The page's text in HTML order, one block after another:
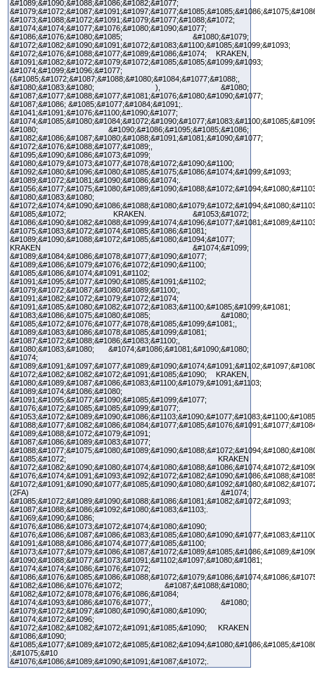
&#1089;&#1090;&#1088;&#1086;&#1082;&#1077;
&#1073;&#1088;&#1072;&#1091;&#1079;&#1077;&#1088;&#1072;
&#1074;&#1074;&#1077;&#1076;&#1080;&#1090;&#1077;
&#1086;&#1076;&#1080;&#1085; &#1080;&#1079;
&#1072;&#1082;&#1090;&#1091;&#1072;&#1083;&#1100;&#1085;&#1099;&#1093;
&#1072;&#1076;&#1088;&#1077;&#1089;&#1086;&#1074; KRAKEN,
&#1091;&#1082;&#1072;&#1079;&#1072;&#1085;&#1085;&#1099;&#1093;
&#1074;&#1099;&#1096;&#1077;
(&#1085;&#1072;&#1087;&#1088;&#1080;&#1084;&#1077;&#1088;,
&#1080;&#1083;&#1080; ), &#1080;
&#1087;&#1077;&#1088;&#1077;&#1081;&#1076;&#1080;&#1090;&#1077;
&#1087;&#1086; &#1085;&#1077;&#1084;&#1091;.
&#1041;&#1091;&#1076;&#1100;&#1090;&#1077;
&#1080; &#1090;&#1086;&#1095;&#1085;&#1086;
&#1082;&#1086;&#1087;&#1080;&#1088;&#1091;&#1081;&#1090;&#1077;
&#1072;&#1076;&#1088;&#1077;&#1089;,
&#1095;&#1090;&#1086;&#1073;&#1099;
&#1080;&#1079;&#1073;&#1077;&#1078;&#1072;&#1090;&#1100;
&#1092;&#1080;&#1096;&#1080;&#1085;&#1075;&#1086;&#1074;&#1099;&#1093;
&#1089;&#1072;&#1081;&#1090;&#1086;&#1074;.
&#1080;&#1083;&#1080;
&#1085;&#1072; KRAKEN. &#1053;&#1072;
&#1075;&#1083;&#1072;&#1074;&#1085;&#1086;&#1081;
&#1089;&#1090;&#1088;&#1072;&#1085;&#1080;&#1094;&#1077;
KRAKEN &#1074;&#1099;
&#1089;&#1084;&#1086;&#1078;&#1077;&#1090;&#1077;
&#1089;&#1086;&#1079;&#1076;&#1072;&#1090;&#1100;
&#1085;&#1086;&#1074;&#1091;&#1102;
&#1091;&#1095;&#1077;&#1090;&#1085;&#1091;&#1102;
&#1079;&#1072;&#1087;&#1080;&#1089;&#1100;,
&#1091;&#1082;&#1072;&#1079;&#1072;&#1074;
&#1091;&#1085;&#1080;&#1082;&#1072;&#1083;&#1100;&#1085;&#1099;&#1081;
&#1083;&#1086;&#1075;&#1080;&#1085; &#1080;
&#1085;&#1072;&#1076;&#1077;&#1078;&#1085;&#1099;&#1081;,
&#1089;&#1083;&#1086;&#1078;&#1085;&#1099;&#1081;
&#1087;&#1072;&#1088;&#1086;&#1083;&#1100;,
&#1080;&#1083;&#1080; &#1074;&#1086;&#1081;&#1090;&#1080;
&#1074;
&#1072;&#1082;&#1082;&#1072;&#1091;&#1085;&#1090; KRAKEN,
&#1080;&#1089;&#1087;&#1086;&#1083;&#1100;&#1079;&#1091;&#1103;
&#1089;&#1074;&#1086;&#1080;
&#1091;&#1095;&#1077;&#1090;&#1085;&#1099;&#1077;
&#1076;&#1072;&#1085;&#1085;&#1099;&#1077;.
&#1089;&#1088;&#1072;&#1079;&#1091;
&#1087;&#1086;&#1089;&#1083;&#1077;
&#1085;&#1072; KRAKEN
(2FA) &#1074;
&#1085;&#1072;&#1089;&#1090;&#1088;&#1086;&#1081;&#1082;&#1072;&#1093;
&#1087;&#1088;&#1086;&#1092;&#1080;&#1083;&#1103;.
&#1069;&#1090;&#1086;
&#1076;&#1086;&#1073;&#1072;&#1074;&#1080;&#1090;
&#1091;&#1088;&#1086;&#1074;&#1077;&#1085;&#1100;
&#1090;&#1088;&#1077;&#1073;&#1091;&#1102;&#1097;&#1080;&#1081;
&#1074;&#1074;&#1086;&#1076;&#1072;
&#1082;&#1086;&#1076;&#1072; &#1087;&#1088;&#1080;
&#1082;&#1072;&#1078;&#1076;&#1086;&#1084;
&#1074;&#1093;&#1086;&#1076;&#1077;, &#1080;
&#1079;&#1072;&#1097;&#1080;&#1090;&#1080;&#1090;
&#1074;&#1072;&#1096;
&#1072;&#1082;&#1082;&#1072;&#1091;&#1085;&#1090; KRAKEN
&#1086;&#1090;
;&#1075;&#10
&#1076;&#1086;&#1089;&#1090;&#1091;&#1087;&#1072;.